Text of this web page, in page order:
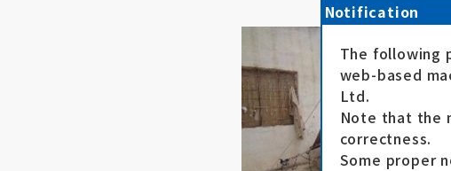
Notification
The following
web-based
Ltd.
Note that the
correctness.
Some proper